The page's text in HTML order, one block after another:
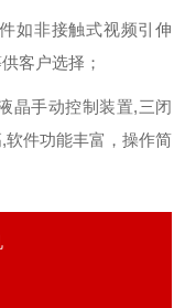
如非接触式视频引伸
客户选择 ；
晶手动控制装置,三闭
,软件功能丰富，操作简